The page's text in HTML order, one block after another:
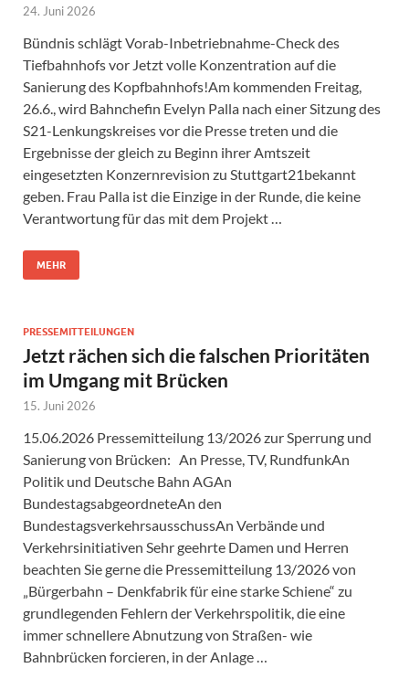
24. Juni 2026
Bündnis schlägt Vorab-Inbetriebnahme-Check des
Tiefbahnhofs vor Jetzt volle Konzentration auf die
Sanierung des Kopfbahnhofs!Am kommenden Freitag,
26.6., wird Bahnchefin Evelyn Palla nach einer Sitzung des
S21-Lenkungskreises vor die Presse treten und die
Ergebnisse der gleich zu Beginn ihrer Amtszeit
eingesetzten Konzernrevision zu Stuttgart21bekannt
geben. Frau Palla ist die Einzige in der Runde, die keine
Verantwortung für das mit dem Projekt …
MEHR
PRESSEMITTEILUNGEN
Jetzt rächen sich die falschen Prioritäten
im Umgang mit Brücken
15. Juni 2026
15.06.2026 Pressemitteilung 13/2026 zur Sperrung und
Sanierung von Brücken: An Presse, TV, RundfunkAn
Politik und Deutsche Bahn AGAn
BundestagsabgeordneteAn den
BundestagsverkehrsausschussAn Verbände und
Verkehrsinitiativen Sehr geehrte Damen und Herren
beachten Sie gerne die Pressemitteilung 13/2026 von
„Bürgerbahn – Denkfabrik für eine starke Schiene“ zu
grundlegenden Fehlern der Verkehrspolitik, die eine
immer schnellere Abnutzung von Straßen- wie
Bahnbrücken forcieren, in der Anlage …